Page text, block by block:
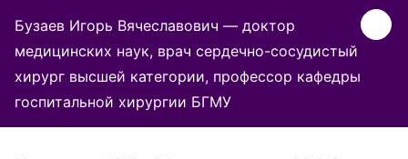
Бузаев Игорь Вячеславович — доктор
медицинских наук, врач сердечно-сосудистый
хирург высшей категории, профессор кафедры
госпитальной хирургии БГМУ